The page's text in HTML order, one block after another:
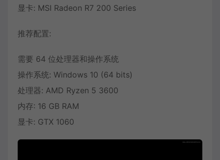
显卡: MSI Radeon R7 200 Series
推荐配置:
需要 64 位处理器和操作系统
操作系统: Windows 10 (64 bits)
处理器: AMD Ryzen 5 3600
内存: 16 GB RAM
显卡: GTX 1060